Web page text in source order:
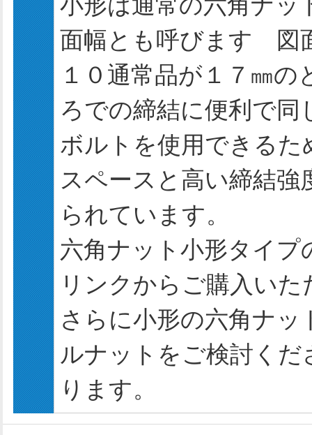
小形は通常の六角ナッ
面幅とも呼びます 図
１０通常品が１７㎜
ろでの締結に便利で
ボルトを使用できるた
スペースと高い締結
られています。
六角ナット小形タイプ
リンクからご購入いた
さらに小形の六角ナッ
ルナットをご検討くだ
ります。